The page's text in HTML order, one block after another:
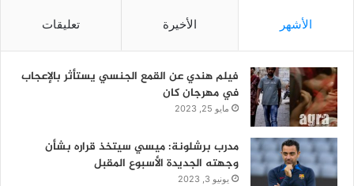
الأشهر الأخيرة تعليقات
فيلم هندي عن القمع الجنسي يستأثر بالإعجاب
في مهرجان كان
مايو 25, 2023
مدرب برشلونة: ميسي سيتخذ قراره بشأن
وجهته الجديدة الأسبوع المقبل
يونيو 3, 2023